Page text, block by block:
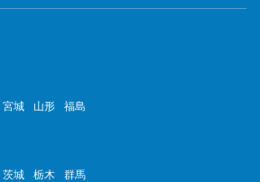
宮城 山形 福島
茨城 栃木 群馬